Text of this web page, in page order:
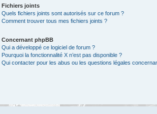
Fichiers joints
Quels fichiers joints sont autorisés sur ce forum ?
Comment trouver tous mes fichiers joints ?
Concernant phpBB
Qui a développé ce logiciel de forum ?
Pourquoi la fonctionnalité X n’est pas disponible ?
Qui contacter pour les abus ou les questions légales